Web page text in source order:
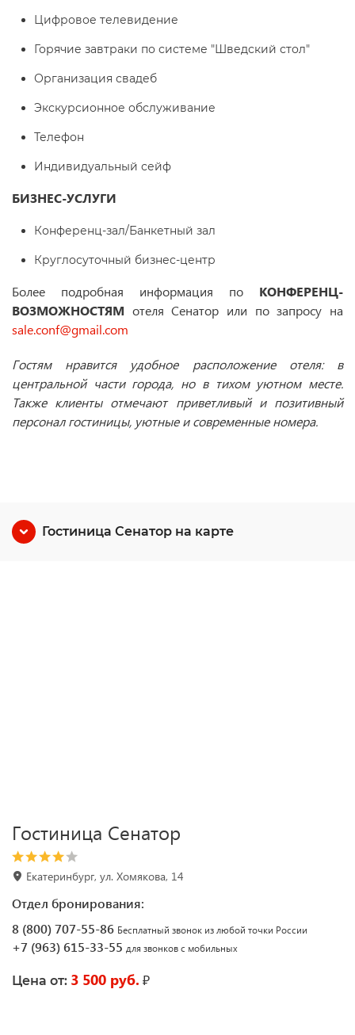
Цифровое телевидение
Горячие завтраки по системе "Шведский стол"
Организация свадеб
Экскурсионное обслуживание
Телефон
Индивидуальный сейф
БИЗНЕС-УСЛУГИ
Конференц-зал/Банкетный зал
Круглосуточный бизнес-центр
Более подробная информация по КОНФЕРЕНЦ-
ВОЗМОЖНОСТЯМ отеля Сенатор или по запросу на
sale.conf@gmail.com
Гостям нравится удобное расположение отеля: в
центральной части города, но в тихом уютном месте.
Также клиенты отмечают приветливый и позитивный
персонал гостиницы, уютные и современные номера.
Гостиница Сенатор на карте
Гостиница Сенатор
Екатеринбург, ул. Хомякова, 14
Отдел бронирования:
8 (800) 707-55-86 Бесплатный звонок из любой точки России
+7 (963) 615-33-55 для звонков с мобильных
Цена от: 3 500 руб. ₽